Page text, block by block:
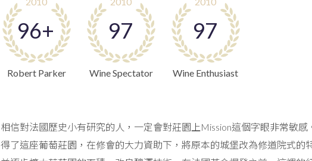
96+
Robert Parker
97
Wine Spectator
97
Wine Enthusiast
相信對法國歷史小有研究的人，一定會對莊園上Mission這個字眼非常敏
得了這座葡萄莊園，在修會的大力資助下，將原本的城堡改為修道院式的